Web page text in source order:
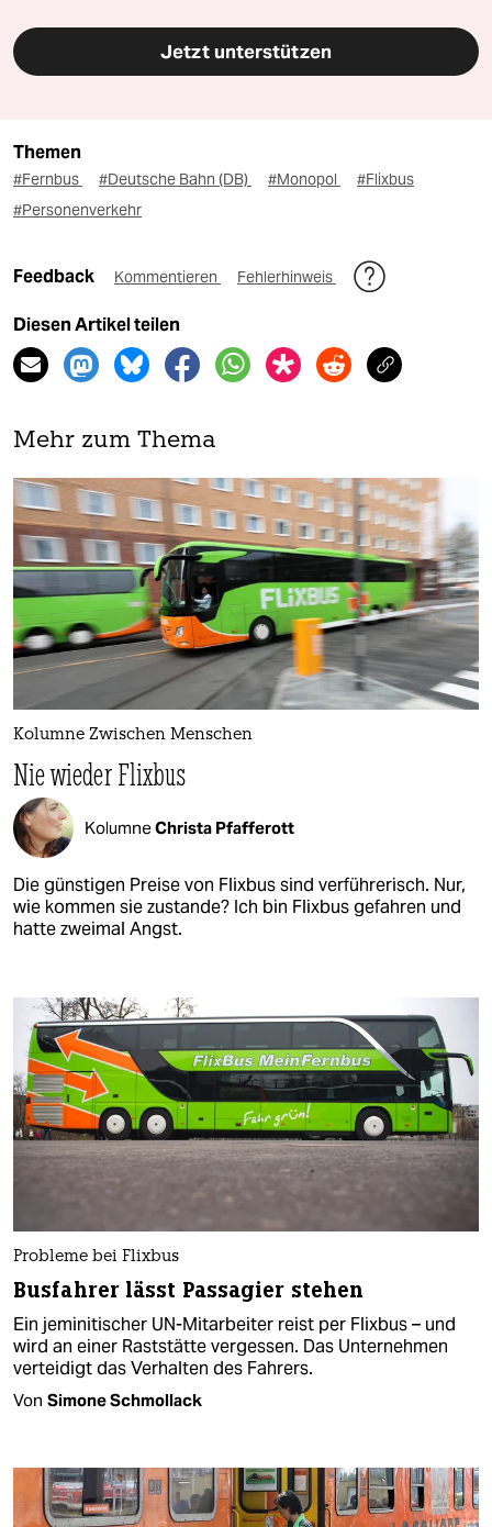
Jetzt unterstützen
Themen
#Fernbus #Deutsche Bahn (DB) #Monopol
#Flixbus
#Personenverkehr
Feedback Kommentieren Fehlerhinweis
Diesen Artikel teilen
Mehr zum Thema
Kolumne Zwischen Menschen
Nie wieder Flixbus
KolumneChrista Pfafferott
Die günstigen Preise von Flixbus sind verführerisch. Nur,
wie kommen sie zustande? Ich bin Flixbus gefahren und
hatte zweimal Angst.
Probleme bei Flixbus
Busfahrer lässt Passagier stehen
Ein jeminitischer UN-Mitarbeiter reist per Flixbus – und
wird an einer Raststätte vergessen. Das Unternehmen
verteidigt das Verhalten des Fahrers.
Von Simone Schmollack